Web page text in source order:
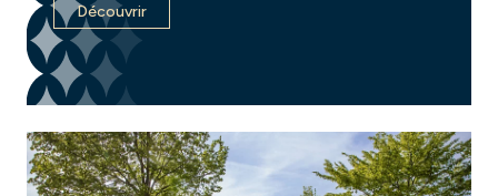
Découvrir